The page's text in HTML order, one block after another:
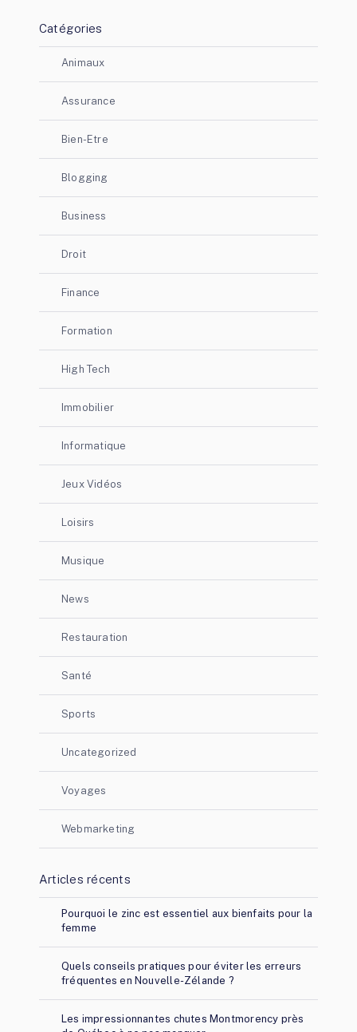
Catégories
Animaux
Assurance
Bien-Etre
Blogging
Business
Droit
Finance
Formation
High Tech
Immobilier
Informatique
Jeux Vidéos
Loisirs
Musique
News
Restauration
Santé
Sports
Uncategorized
Voyages
Webmarketing
Articles récents
Pourquoi le zinc est essentiel aux bienfaits pour la
femme
Quels conseils pratiques pour éviter les erreurs
fréquentes en Nouvelle-Zélande ?
Les impressionnantes chutes Montmorency près